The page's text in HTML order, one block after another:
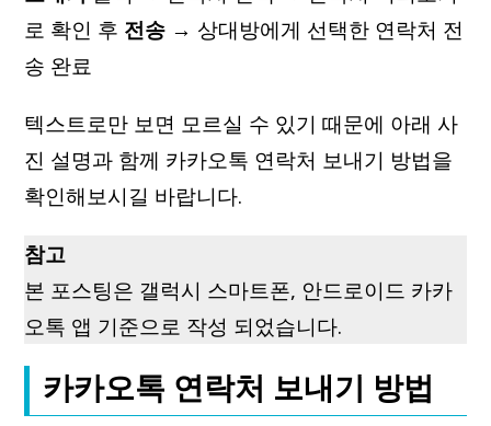
로 확인 후 전송 → 상대방에게 선택한 연락처 전
송 완료
텍스트로만 보면 모르실 수 있기 때문에 아래 사
진 설명과 함께 카카오톡 연락처 보내기 방법을
확인해보시길 바랍니다.
참고
본 포스팅은 갤럭시 스마트폰, 안드로이드 카카
오톡 앱 기준으로 작성 되었습니다.
카카오톡 연락처 보내기 방법